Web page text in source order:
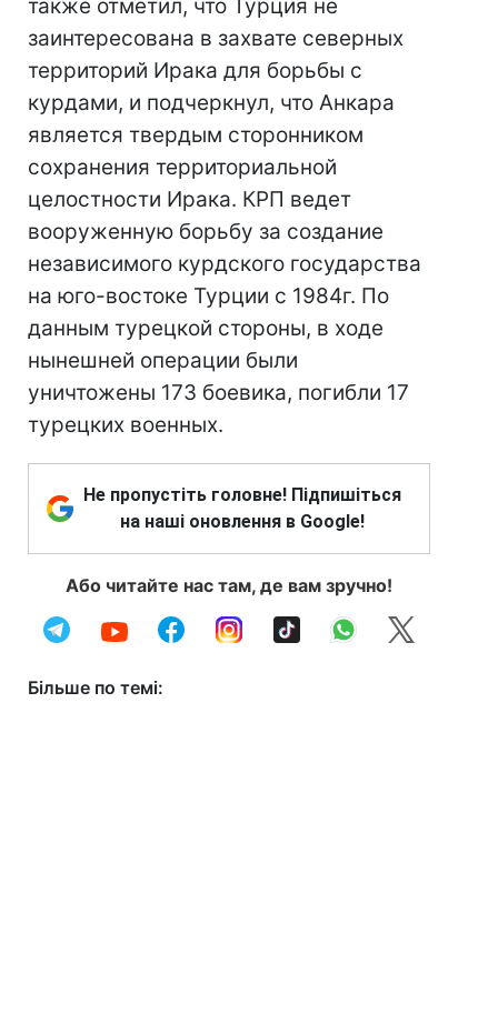
также отметил, что Турция не
заинтересована в захвате северных
территорий Ирака для борьбы с
курдами, и подчеркнул, что Анкара
является твердым сторонником
сохранения территориальной
целостности Ирака. КРП ведет
вооруженную борьбу за создание
независимого курдского государства
на юго-востоке Турции с 1984г. По
данным турецкой стороны, в ходе
нынешней операции были
уничтожены 173 боевика, погибли 17
турецких военных.
Не пропустіть головне! Підпишіться
на наші оновлення в Google!
Або читайте нас там, де вам зручно!
Більше по темі: